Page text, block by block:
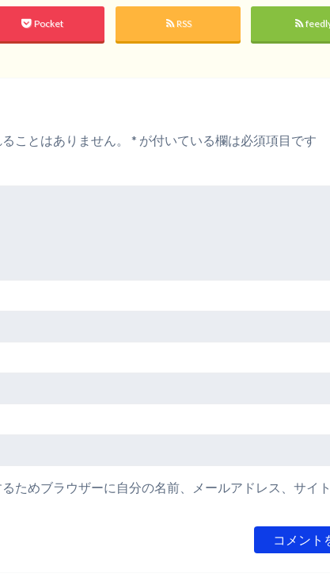
Pocket RSS
ことはありません。 * が付いている欄は必須項目です
ためブラウザーに自分の名前、メールアドレス、サイ